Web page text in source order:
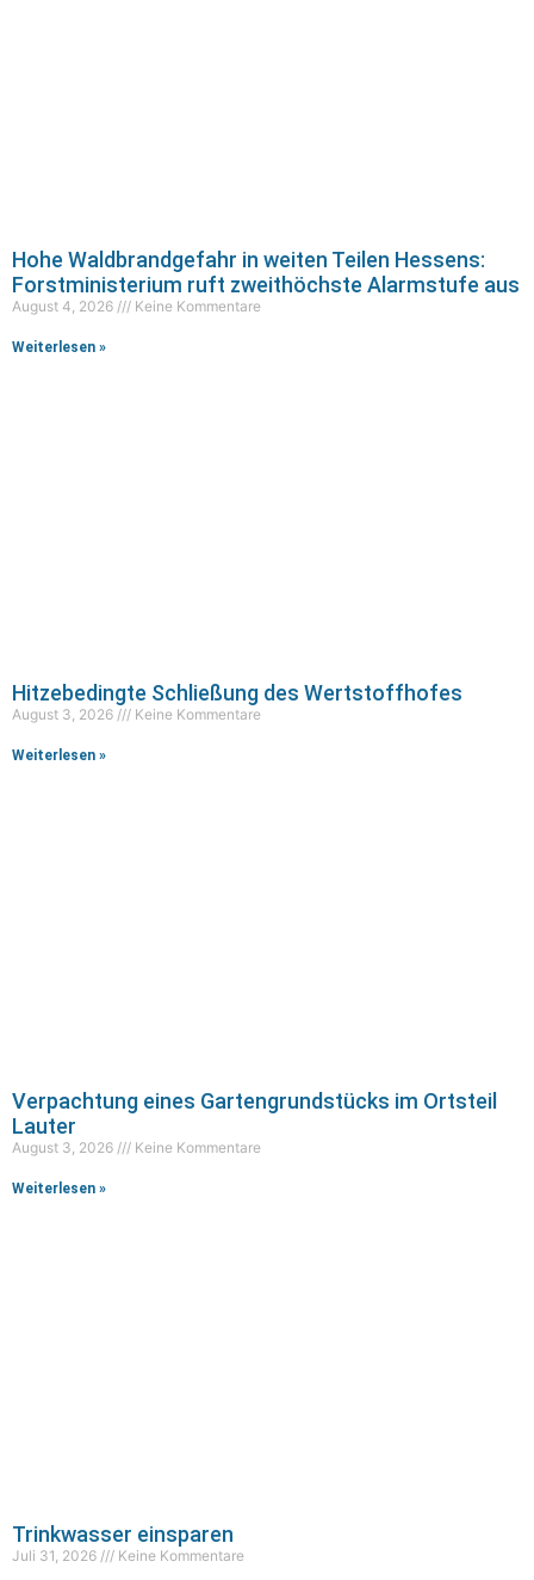
Hohe Waldbrandgefahr in weiten Teilen Hessens:
Forstministerium ruft zweithöchste Alarmstufe aus
August 4, 2026 Keine Kommentare
Weiterlesen »
Hitzebedingte Schließung des Wertstoffhofes
August 3, 2026 Keine Kommentare
Weiterlesen »
Verpachtung eines Gartengrundstücks im Ortsteil
Lauter
August 3, 2026 Keine Kommentare
Weiterlesen »
Trinkwasser einsparen
Juli 31, 2026 Keine Kommentare